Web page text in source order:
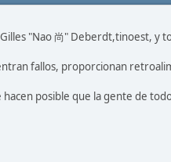
"Nao 尚" Deberdt,tinoest, y
fallos, proporcionan
posible que la gente de